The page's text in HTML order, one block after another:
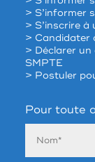
> S’informer
> S’inscrire
> Candidater
> Déclarer
SMPTE
> Postuler
Pour toute